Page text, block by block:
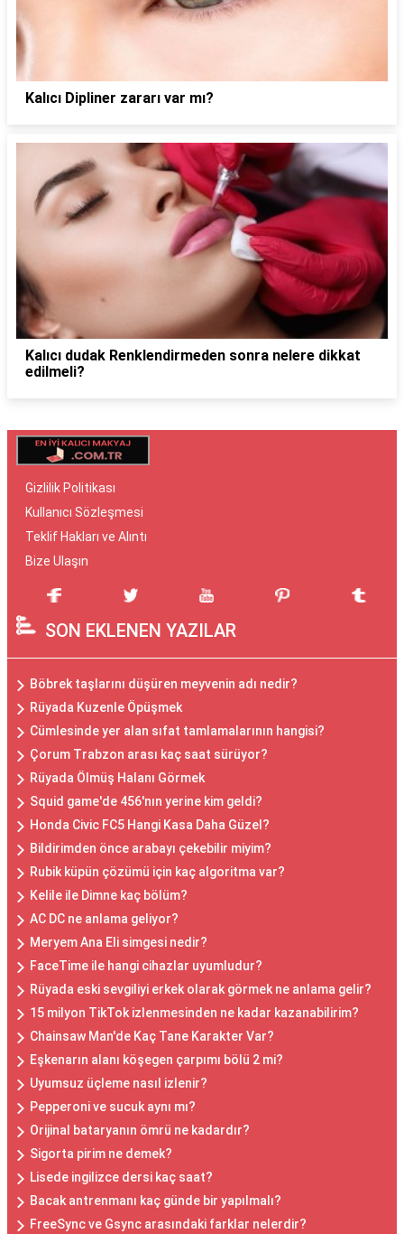
Kalıcı Dipliner zararı var mı?
Kalıcı dudak Renklendirmeden sonra nelere dikkat
edilmeli?
Gizlilik Politikası
Kullanıcı Sözleşmesi
Teklif Hakları ve Alıntı
Bize Ulaşın
SON EKLENEN YAZILAR
Böbrek taşlarını düşüren meyvenin adı nedir?
Rüyada Kuzenle Öpüşmek
Cümlesinde yer alan sıfat tamlamalarının hangisi?
Çorum Trabzon arası kaç saat sürüyor?
Rüyada Ölmüş Halanı Görmek
Squid game'de 456'nın yerine kim geldi?
Honda Civic FC5 Hangi Kasa Daha Güzel?
Bildirimden önce arabayı çekebilir miyim?
Rubik küpün çözümü için kaç algoritma var?
Kelile ile Dimne kaç bölüm?
AC DC ne anlama geliyor?
Meryem Ana Eli simgesi nedir?
FaceTime ile hangi cihazlar uyumludur?
Rüyada eski sevgiliyi erkek olarak görmek ne anlama gelir?
15 milyon TikTok izlenmesinden ne kadar kazanabilirim?
Chainsaw Man'de Kaç Tane Karakter Var?
Eşkenarın alanı köşegen çarpımı bölü 2 mi?
Uyumsuz üçleme nasıl izlenir?
Pepperoni ve sucuk aynı mı?
Orijinal bataryanın ömrü ne kadardır?
Sigorta pirim ne demek?
Lisede ingilizce dersi kaç saat?
Bacak antrenmanı kaç günde bir yapılmalı?
FreeSync ve Gsync arasındaki farklar nelerdir?